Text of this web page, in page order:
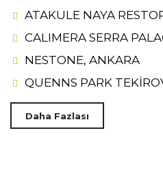
ATAKULE NAYA
CALIMERA SERRA
NESTONE, ANKARA
QUENNS PARK
Daha Fazlası